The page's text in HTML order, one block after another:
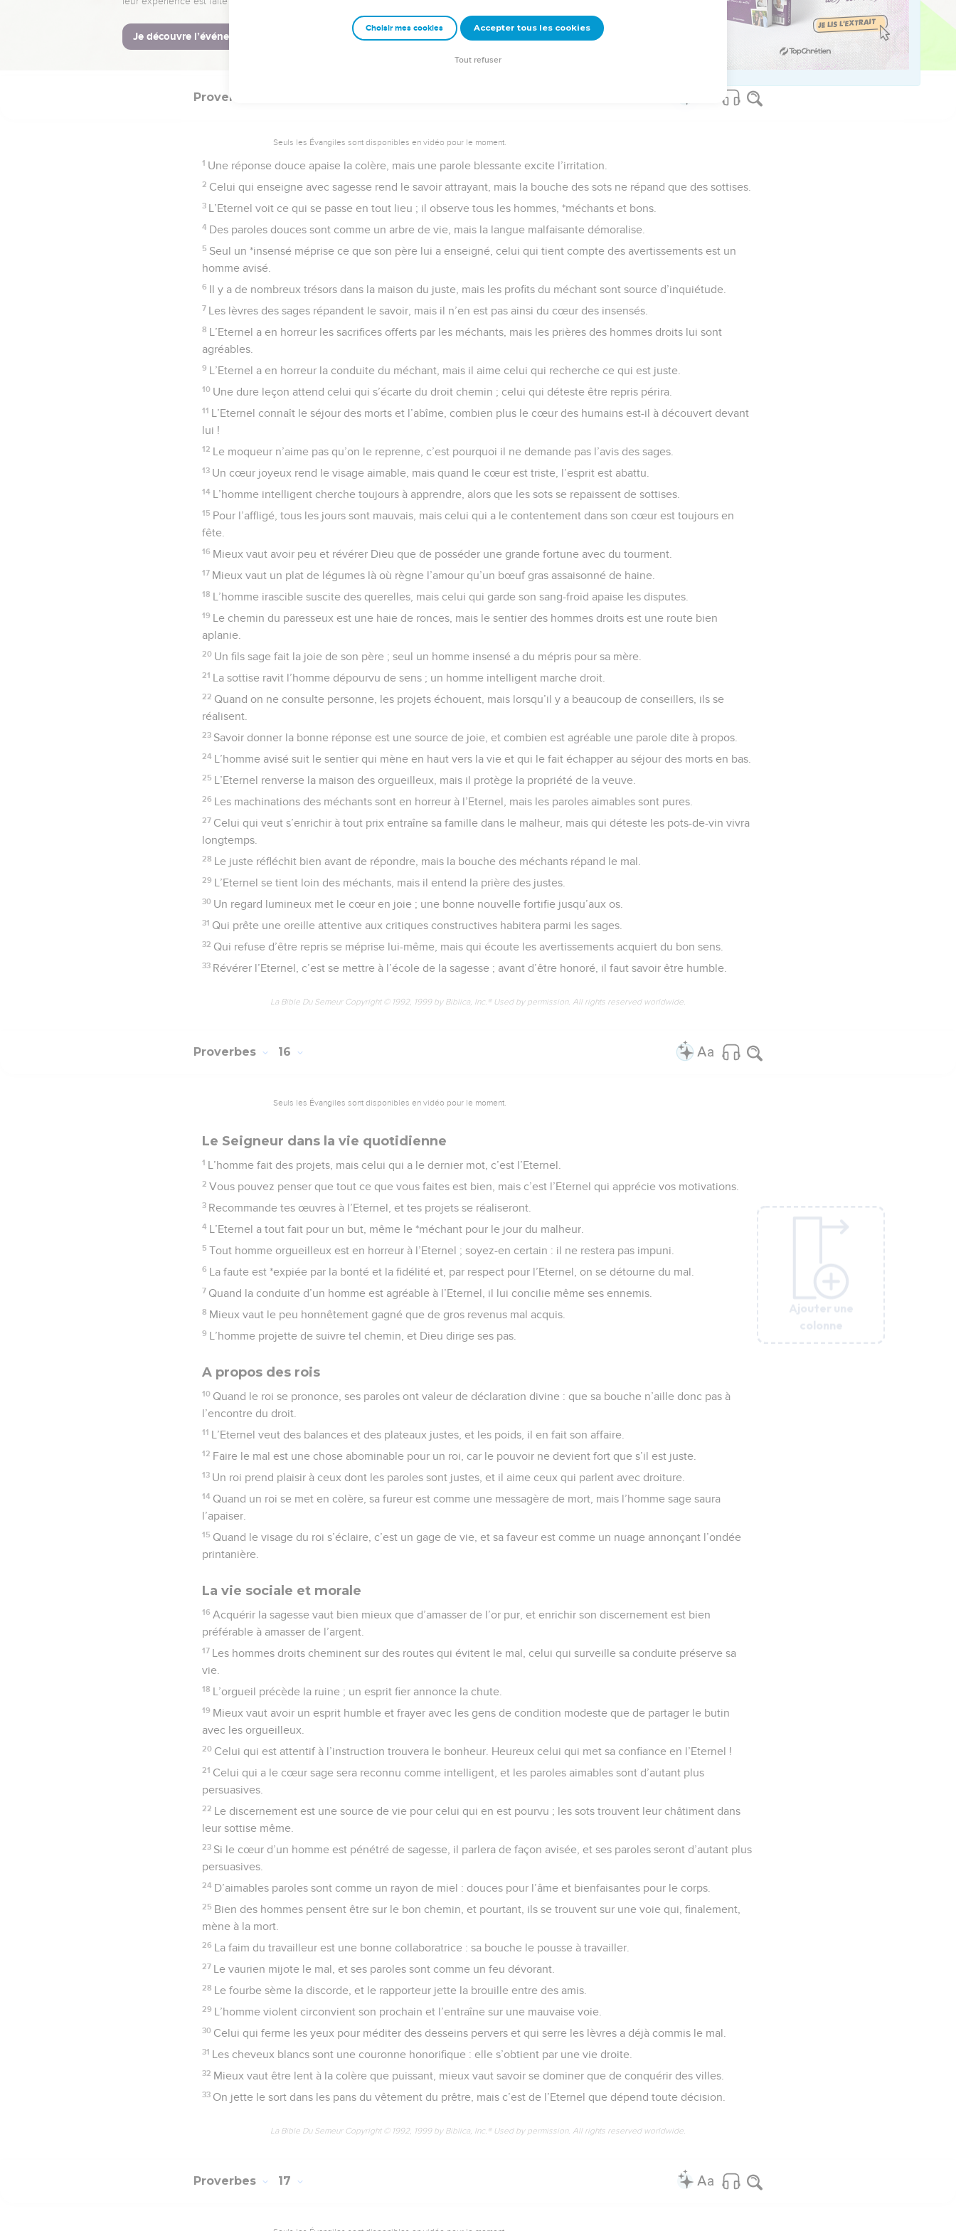
35 Le roi accorde sa faveur à ceux qui le servent avec intelligence, mais sa colère atteint celui qui fait honte.
La Bible Du Semeur Copyright © 1992, 1999 by Biblica, Inc.® Used by permission. All rights reserved worldwide.
Ajouter une
colonne
Proverbes
Seuls les Évangiles sont disponibles en vidéo pour le moment.
1 Une réponse douce apaise la colère, mais une parole blessante excite l’irritation.
2 Celui qui enseigne avec sagesse rend le savoir attrayant, mais la bouche des sots ne répand que des sottises.
3 L’Eternel voit ce qui se passe en tout lieu ; il observe tous les hommes, *méchants et bons.
4 Des paroles douces sont comme un arbre de vie, mais la langue malfaisante démoralise.
5 Seul un *insensé méprise ce que son père lui a enseigné, celui qui tient compte des avertissements est un
homme avisé.
6 Il y a de nombreux trésors dans la maison du juste, mais les profits du méchant sont source d’inquiétude.
7 Les lèvres des sages répandent le savoir, mais il n’en est pas ainsi du cœur des insensés.
8 L’Eternel a en horreur les sacrifices offerts par les méchants, mais les prières des hommes droits lui sont
agréables.
9 L’Eternel a en horreur la conduite du méchant, mais il aime celui qui recherche ce qui est juste.
10 Une dure leçon attend celui qui s’écarte du droit chemin ; celui qui déteste être repris périra.
11 L’Eternel connaît le séjour des morts et l’abîme, combien plus le cœur des humains est-il à découvert devant
lui !
12 Le moqueur n’aime pas qu’on le reprenne, c’est pourquoi il ne demande pas l’avis des sages.
13 Un cœur joyeux rend le visage aimable, mais quand le cœur est triste, l’esprit est abattu.
14 L’homme intelligent cherche toujours à apprendre, alors que les sots se repaissent de sottises.
15 Pour l’affligé, tous les jours sont mauvais, mais celui qui a le contentement dans son cœur est toujours en
fête.
16 Mieux vaut avoir peu et révérer Dieu que de posséder une grande fortune avec du tourment.
17 Mieux vaut un plat de légumes là où règne l’amour qu’un bœuf gras assaisonné de haine.
18 L’homme irascible suscite des querelles, mais celui qui garde son sang-froid apaise les disputes.
19 Le chemin du paresseux est une haie de ronces, mais le sentier des hommes droits est une route bien
aplanie.
20 Un fils sage fait la joie de son père ; seul un homme insensé a du mépris pour sa mère.
21 La sottise ravit l’homme dépourvu de sens ; un homme intelligent marche droit.
22 Quand on ne consulte personne, les projets échouent, mais lorsqu’il y a beaucoup de conseillers, ils se
réalisent.
23 Savoir donner la bonne réponse est une source de joie, et combien est agréable une parole dite à propos.
24 L’homme avisé suit le sentier qui mène en haut vers la vie et qui le fait échapper au séjour des morts en bas.
25 L’Eternel renverse la maison des orgueilleux, mais il protège la propriété de la veuve.
26 Les machinations des méchants sont en horreur à l’Eternel, mais les paroles aimables sont pures.
27 Celui qui veut s’enrichir à tout prix entraîne sa famille dans le malheur, mais qui déteste les pots-de-vin vivra
longtemps.
28 Le juste réfléchit bien avant de répondre, mais la bouche des méchants répand le mal.
29 L’Eternel se tient loin des méchants, mais il entend la prière des justes.
30 Un regard lumineux met le cœur en joie ; une bonne nouvelle fortifie jusqu’aux os.
31 Qui prête une oreille attentive aux critiques constructives habitera parmi les sages.
32 Qui refuse d’être repris se méprise lui-même, mais qui écoute les avertissements acquiert du bon sens.
33 Révérer l’Eternel, c’est se mettre à l’école de la sagesse ; avant d’être honoré, il faut savoir être humble.
La Bible Du Semeur Copyright © 1992, 1999 by Biblica, Inc.® Used by permission. All rights reserved worldwide.
Ajouter une
colonne
Proverbes 16
Seuls les Évangiles sont disponibles en vidéo pour le moment.
Le Seigneur dans la vie quotidienne
1 L’homme fait des projets, mais celui qui a le dernier mot, c’est l’Eternel.
2 Vous pouvez penser que tout ce que vous faites est bien, mais c’est l’Eternel qui apprécie vos motivations.
3 Recommande tes œuvres à l’Eternel, et tes projets se réaliseront.
4 L’Eternel a tout fait pour un but, même le *méchant pour le jour du malheur.
5 Tout homme orgueilleux est en horreur à l’Eternel ; soyez-en certain : il ne restera pas impuni.
6 La faute est *expiée par la bonté et la fidélité et, par respect pour l’Eternel, on se détourne du mal.
7 Quand la conduite d’un homme est agréable à l’Eternel, il lui concilie même ses ennemis.
8 Mieux vaut le peu honnêtement gagné que de gros revenus mal acquis.
9 L’homme projette de suivre tel chemin, et Dieu dirige ses pas.
A propos des rois
10 Quand le roi se prononce, ses paroles ont valeur de déclaration divine : que sa bouche n’aille donc pas à
l’encontre du droit.
11 L’Eternel veut des balances et des plateaux justes, et les poids, il en fait son affaire.
12 Faire le mal est une chose abominable pour un roi, car le pouvoir ne devient fort que s’il est juste.
13 Un roi prend plaisir à ceux dont les paroles sont justes, et il aime ceux qui parlent avec droiture.
14 Quand un roi se met en colère, sa fureur est comme une messagère de mort, mais l’homme sage saura
l’apaiser.
15 Quand le visage du roi s’éclaire, c’est un gage de vie, et sa faveur est comme un nuage annonçant l’ondée
printanière.
La vie sociale et morale
16 Acquérir la sagesse vaut bien mieux que d’amasser de l’or pur, et enrichir son discernement est bien
préférable à amasser de l’argent.
17 Les hommes droits cheminent sur des routes qui évitent le mal, celui qui surveille sa conduite préserve sa
vie.
18 L’orgueil précède la ruine ; un esprit fier annonce la chute.
19 Mieux vaut avoir un esprit humble et frayer avec les gens de condition modeste que de partager le butin
avec les orgueilleux.
20 Celui qui est attentif à l’instruction trouvera le bonheur. Heureux celui qui met sa confiance en l’Eternel !
21 Celui qui a le cœur sage sera reconnu comme intelligent, et les paroles aimables sont d’autant plus
persuasives.
22 Le discernement est une source de vie pour celui qui en est pourvu ; les sots trouvent leur châtiment dans
leur sottise même.
23 Si le cœur d’un homme est pénétré de sagesse, il parlera de façon avisée, et ses paroles seront d’autant plus
persuasives.
24 D’aimables paroles sont comme un rayon de miel : douces pour l’âme et bienfaisantes pour le corps.
25 Bien des hommes pensent être sur le bon chemin, et pourtant, ils se trouvent sur une voie qui, finalement,
mène à la mort.
26 La faim du travailleur est une bonne collaboratrice : sa bouche le pousse à travailler.
27 Le vaurien mijote le mal, et ses paroles sont comme un feu dévorant.
28 Le fourbe sème la discorde, et le rapporteur jette la brouille entre des amis.
29 L’homme violent circonvient son prochain et l’entraîne sur une mauvaise voie.
30 Celui qui ferme les yeux pour méditer des desseins pervers et qui serre les lèvres a déjà commis le mal.
31 Les cheveux blancs sont une couronne honorifique : elle s’obtient par une vie droite.
32 Mieux vaut être lent à la colère que puissant, mieux vaut savoir se dominer que de conquérir des villes.
33 On jette le sort dans les pans du vêtement du prêtre, mais c’est de l’Eternel que dépend toute décision.
La Bible Du Semeur Copyright © 1992, 1999 by Biblica, Inc.® Used by permission. All rights reserved worldwide.
Ajouter une
colonne
Proverbes 17
Ajouter une
colonne
Ajouter une
colonne
Ajouter une
colonne
Ajouter une
colonne
Choisir mes cookies Accepter tous les cookies
Tout refuser